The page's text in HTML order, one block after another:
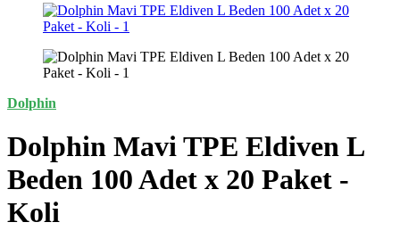
Dolphin
Dolphin Mavi TPE Eldiven L
Beden 100 Adet x 20 Paket -
Koli